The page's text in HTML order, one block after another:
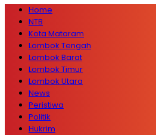
Home
NTB
Kota Mataram
Lombok Tengah
Lombok Barat
Lombok Timur
Lombok Utara
News
Peristiwa
Politik
Hukrim